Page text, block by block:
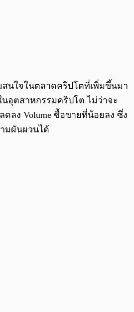
สนใจในตลาดคริปโตที่เพิ่มขึ้นมา
อุตสาหกรรมคริปโต ไม่ว่าจะ
ดลง Volume ซื้อขายที่น้อยลง ซึ่ง
มผันผวนได้